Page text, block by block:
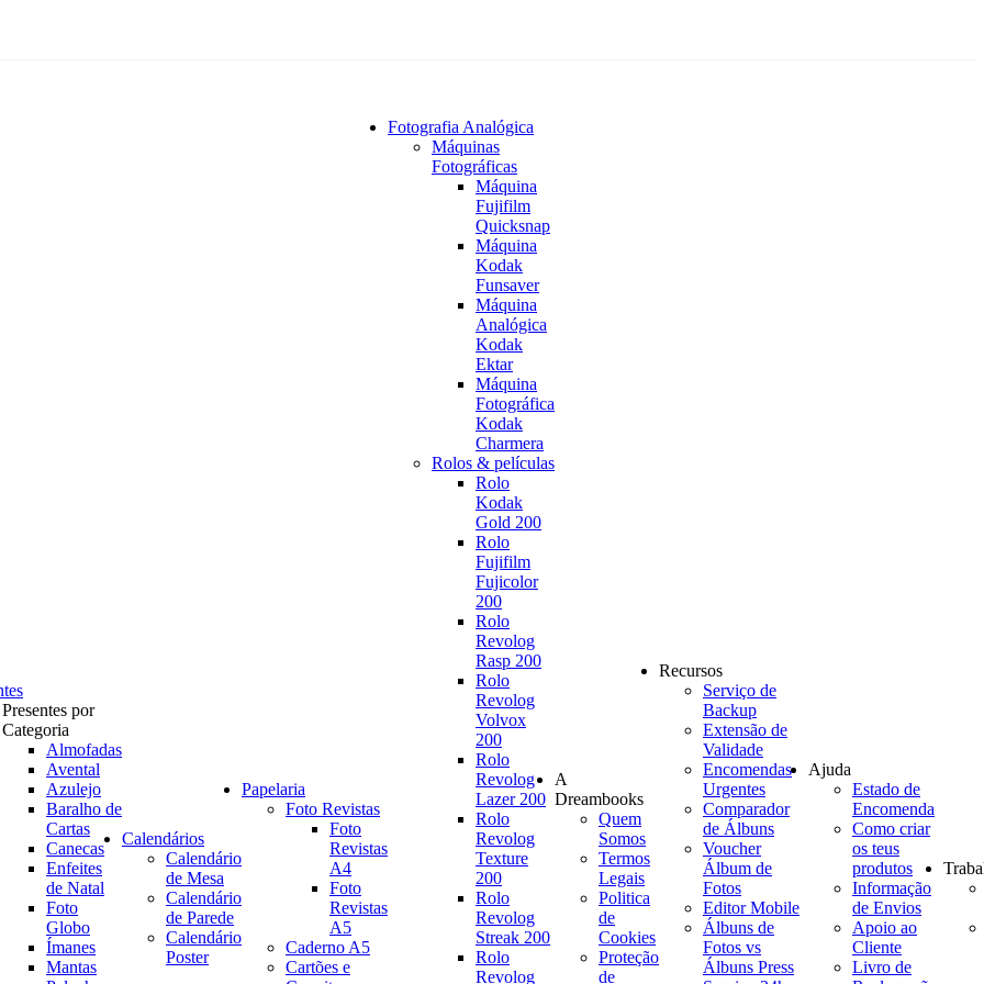
Presentes por
Categoria
Almofadas
Avental
Azulejo
Baralho de
Cartas
Canecas
Enfeites
de Natal
Foto
Globo
Ímanes
Mantas
Calendários
Calendário
de Mesa
Calendário
de Parede
Calendário
Poster
Papelaria
Foto Revistas
Foto
Revistas
A4
Foto
Revistas
A5
Caderno A5
Cartões e
Fotografia Analógica
Máquinas
Fotográficas
Máquina
Fujifilm
Quicksnap
Máquina
Kodak
Funsaver
Máquina
Analógica
Kodak
Ektar
Máquina
Fotográfica
Kodak
Charmera
Rolos & películas
Rolo
Kodak
Gold 200
Rolo
Fujifilm
Fujicolor
200
Rolo
Revolog
Rasp 200
Rolo
Revolog
Volvox
200
Rolo
Revolog
Lazer 200
Rolo
Revolog
Texture
200
Rolo
Revolog
Streak 200
Rolo
Revolog
A
Dreambooks
Quem
Somos
Termos
Legais
Politica
de
Cookies
Proteção
de
Recursos
Serviço de
Backup
Extensão de
Validade
Encomendas
Urgentes
Comparador
de Álbuns
Voucher
Álbum de
Fotos
Editor Mobile
Álbuns de
Fotos vs
Álbuns Press
Ajuda
Estado de
Encomenda
Como criar
os teus
produtos
Informação
de Envios
Apoio ao
Cliente
Livro de